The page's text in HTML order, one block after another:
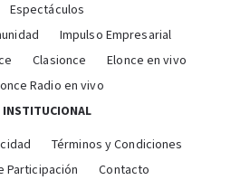
Espectáculos
Impulso Empresarial
Clasionce
Elonce en vivo
Radio en vivo
INSTITUCIONAL
Términos y Condiciones
Participación
Contacto